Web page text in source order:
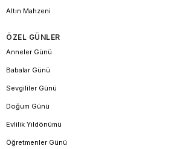
Altın Mahzeni
ÖZEL GÜNLER
Anneler Günü
Babalar Günü
Sevgililer Günü
Doğum Günü
Evlilik Yıldönümü
Öğretmenler Günü